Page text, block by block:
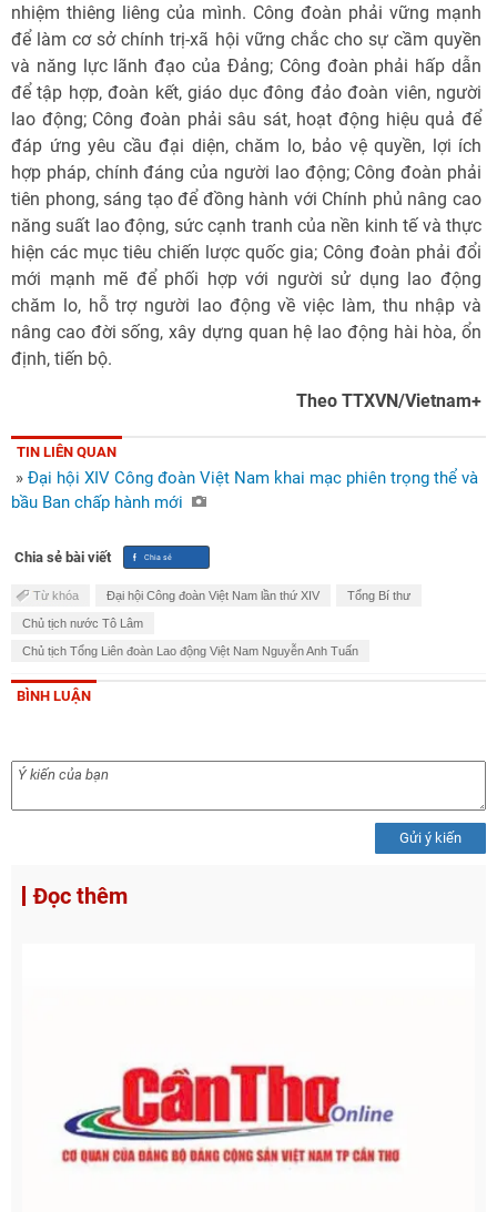
nhiệm thiêng liêng của mình. Công đoàn phải vững mạnh
để làm cơ sở chính trị-xã hội vững chắc cho sự cầm quyền
và năng lực lãnh đạo của Đảng; Công đoàn phải hấp dẫn
để tập hợp, đoàn kết, giáo dục đông đảo đoàn viên, người
lao động; Công đoàn phải sâu sát, hoạt động hiệu quả để
đáp ứng yêu cầu đại diện, chăm lo, bảo vệ quyền, lợi ích
hợp pháp, chính đáng của người lao động; Công đoàn phải
tiên phong, sáng tạo để đồng hành với Chính phủ nâng cao
năng suất lao động, sức cạnh tranh của nền kinh tế và thực
hiện các mục tiêu chiến lược quốc gia; Công đoàn phải đổi
mới mạnh mẽ để phối hợp với người sử dụng lao động
chăm lo, hỗ trợ người lao động về việc làm, thu nhập và
nâng cao đời sống, xây dựng quan hệ lao động hài hòa, ổn
định, tiến bộ.
Theo TTXVN/Vietnam+
TIN LIÊN QUAN
» Đại hội XIV Công đoàn Việt Nam khai mạc phiên trọng thể và
bầu Ban chấp hành mới
Chia sẻ bài viết
Từ khóa Đại hội Công đoàn Việt Nam lần thứ XIV Tổng Bí thư
Chủ tịch nước Tô Lâm
Chủ tịch Tổng Liên đoàn Lao động Việt Nam Nguyễn Anh Tuấn
BÌNH LUẬN
Gửi ý kiến
Đọc thêm